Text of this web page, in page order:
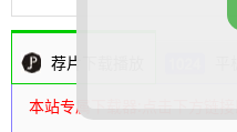
荐片下载播放
本站专属下载器:点击下方链